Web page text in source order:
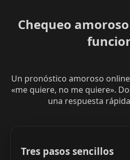
Chequeo
Un pronóstico amoroso
«me quiere, no me quiere».
una respuesta
Tres pasos sencillos